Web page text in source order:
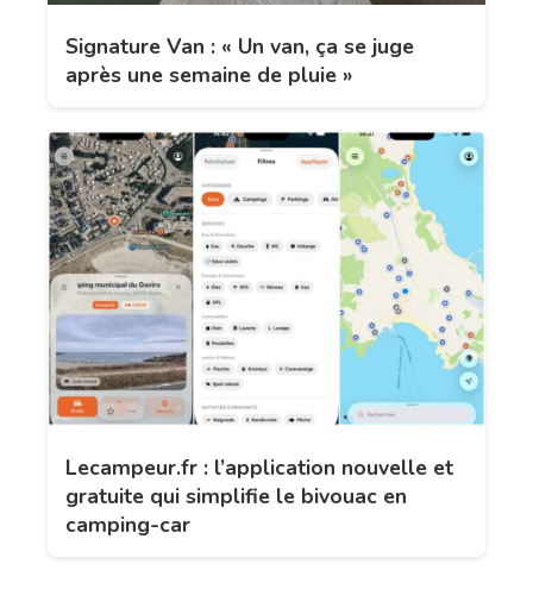
Signature Van : « Un van, ça se juge
après une semaine de pluie »
Lecampeur.fr : l’application nouvelle et
gratuite qui simplifie le bivouac en
camping-car